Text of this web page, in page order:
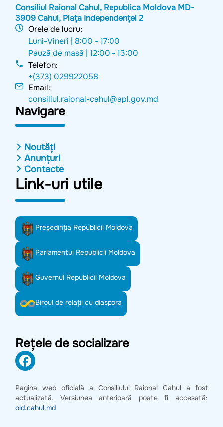
Consiliul Raional Cahul, Republica Moldova MD-
3909 Cahul, Piața Independenței 2
Orele de lucru:
Luni-Vineri | 8:00 - 17:00
Pauză de masă |12:00 - 13:00
Telefon:
+(373) 029922058
Email:
consiliul.raional-cahul@apl.gov.md
Navigare
Noutăți
Anunțuri
Contacte
Link-uri utile
Preşedinţia Republicii Moldova
Parlamentul Republicii Moldova
Guvernul Republicii Moldova
Biroul de relații cu diaspora
Rețele de socializare
Pagina web oficială a Consiliului Raional Cahul a fost
actualizată. Versiunea anterioară poate fi accesată:
old.cahul.md